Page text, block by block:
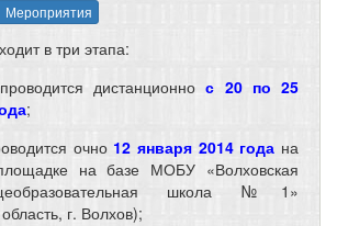
Мероприятия
в три этапа:
дистанционнос 20 по 25
;
очно 12 января 2014 года на
на базе МОБУ «Волховская
школа №1»
г. Волхов);